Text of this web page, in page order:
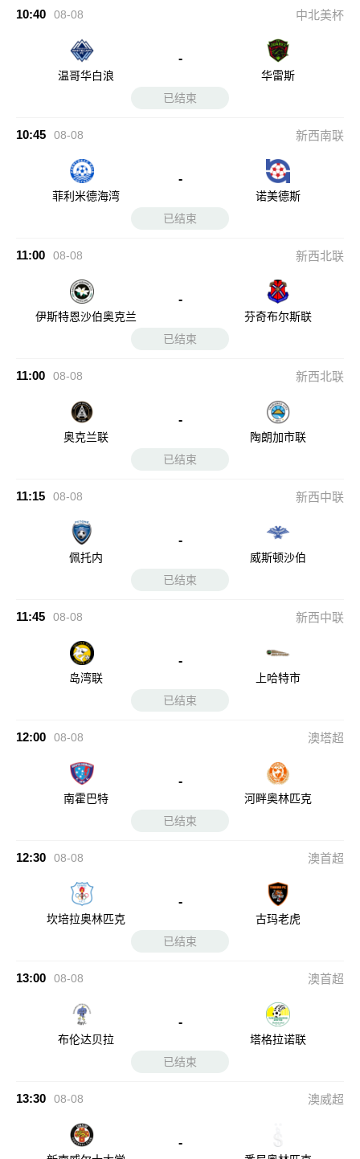
10:40 08-08 中北美杯
温哥华白浪
-
华雷斯
已结束
10:45 08-08 新西南联
菲利米德海湾
-
诺美德斯
已结束
11:00 08-08 新西北联
伊斯特恩沙伯奥克兰
-
芬奇布尔斯联
已结束
11:00 08-08 新西北联
奥克兰联
-
陶朗加市联
已结束
11:15 08-08 新西中联
佩托内
-
威斯顿沙伯
已结束
11:45 08-08 新西中联
岛湾联
-
上哈特市
已结束
12:00 08-08 澳塔超
南霍巴特
-
河畔奥林匹克
已结束
12:30 08-08 澳首超
坎培拉奥林匹克
-
古玛老虎
已结束
13:00 08-08 澳首超
布伦达贝拉
-
塔格拉诺联
已结束
13:30 08-08 澳威超
-